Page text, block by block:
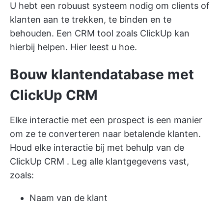
U hebt een robuust systeem nodig om clients of
klanten aan te trekken, te binden en te
behouden. Een CRM tool zoals ClickUp kan
hierbij helpen. Hier leest u hoe.
Bouw klantendatabase met
ClickUp CRM
Elke interactie met een prospect is een manier
om ze te converteren naar betalende klanten.
Houd elke interactie bij met behulp van de
ClickUp CRM . Leg alle klantgegevens vast,
zoals:
Naam van de klant